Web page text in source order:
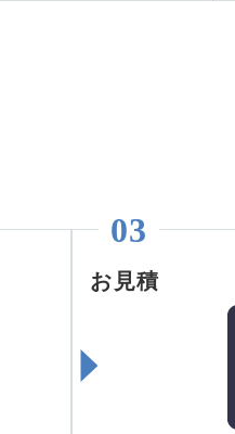
お見積